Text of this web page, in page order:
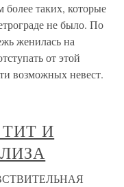
таких, которые
не было. По
женилась на
от этой
возможных невест.
И